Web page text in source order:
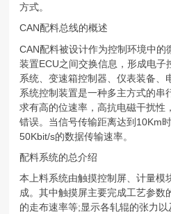
方式。
CAN配料总线的概述
CAN配料被设计作为控制环境中的
装置ECU之间交换信息，形成电子
系统、变速箱控制器、仪表装备、
系统控制装置是一种多主方式的串
求有高的位速率，高抗电磁干扰性
错误。当信号传输距离达到10Km
50Kbit/s的数据传输速率。
配料系统的总介绍
本上料系统由触摸控制屏、计量模
成。其中触摸屏主要完成工艺参数
的走布速率等;显示各轧辊的张力